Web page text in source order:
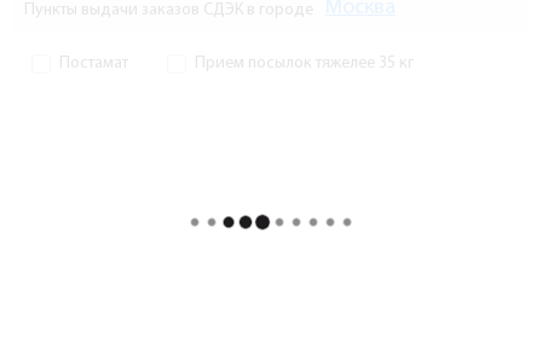
Пункты выдачи заказов СДЭК в городе
Постамат Прием посылок тяжелее 35 кг